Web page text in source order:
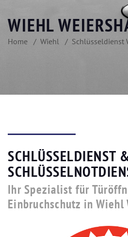
WIEHL
Home Wiehl Schlüsseldienst
SCHLÜSSELDIENST
Ihr Spezialist für
Einbruchschutz in Wiehl